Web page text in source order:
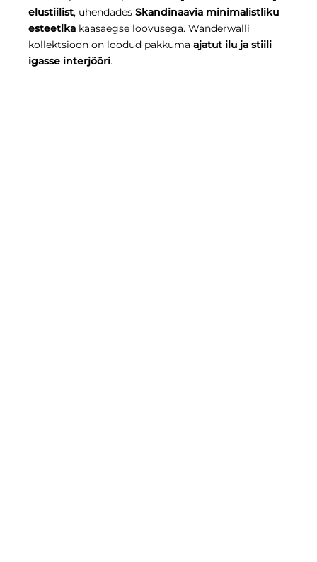
elustiilist, ühendades Skandinaavia minimalistliku
esteetikakaasaegse loovusega. Wanderwalli
kollektsioon on loodud pakkuma ajatut ilu ja stiili
igasse interjööri.